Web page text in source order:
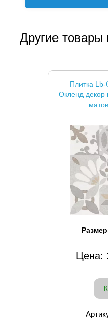
Другие товары
Плитка
Окленд декор
Цена: